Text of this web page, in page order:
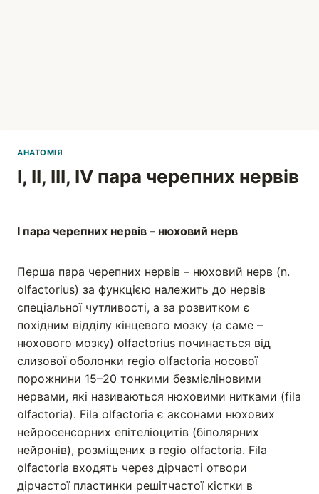
АНАТОМІЯ
І, ІІ, ІІІ, IV пара черепних нервів
Вадим
І пара черепних нервів – нюховий нерв
Перша пара черепних нервів – нюховий нерв (n.
olfactorius) за функцією належить до нервів
спеціальної чутливості, а за розвитком є
похідним відділу кінцевого мозку (а саме –
нюхового мозку) olfactorius починається від
слизової оболонки regio оlfactoria носової
порожнини 15–20 тонкими безмієліновими
нервами, які називаються нюховими нитками (fila
olfactoria). Fila olfactoria є аксонами нюхових
нейросенсорних епітеліоцитів (біполярних
нейронів), розміщених в regio olfactoria. Fila
olfactoria входять через дірчасті отвори
дірчастої пластинки решітчастої кістки в